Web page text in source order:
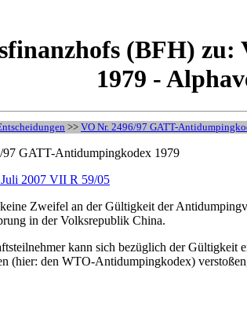
(BFH)
1979 -
>> VO Nr. 2496/97 GATT-
97 GATT-Antidumpingkodex 1979
2007 VII R 59/05
keine Zweifel an der Gültigkeit der
in der Volksrepublik China.
kann sich bezüglich der Gültigkeit
(hier: den WTO-Antidumpingkodex)